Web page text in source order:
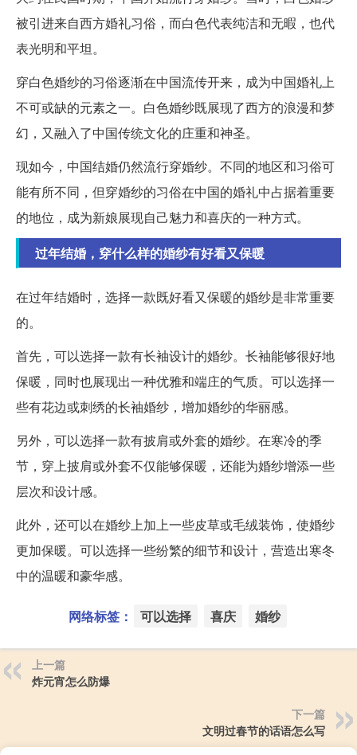
被引进来自西方婚礼习俗，而白色代表纯洁和无暇，也代
表光明和平坦。
穿白色婚纱的习俗逐渐在中国流传开来，成为中国婚礼上
不可或缺的元素之一。白色婚纱既展现了西方的浪漫和梦
幻，又融入了中国传统文化的庄重和神圣。
现如今，中国结婚仍然流行穿婚纱。不同的地区和习俗可
能有所不同，但穿婚纱的习俗在中国的婚礼中占据着重要
的地位，成为新娘展现自己魅力和喜庆的一种方式。
过年结婚，穿什么样的婚纱有好看又保暖
在过年结婚时，选择一款既好看又保暖的婚纱是非常重要
的。
首先，可以选择一款有长袖设计的婚纱。长袖能够很好地
保暖，同时也展现出一种优雅和端庄的气质。可以选择一
些有花边或刺绣的长袖婚纱，增加婚纱的华丽感。
另外，可以选择一款有披肩或外套的婚纱。在寒冷的季
节，穿上披肩或外套不仅能够保暖，还能为婚纱增添一些
层次和设计感。
此外，还可以在婚纱上加上一些皮草或毛绒装饰，使婚纱
更加保暖。可以选择一些纷繁的细节和设计，营造出寒冬
中的温暖和豪华感。
网络标签： 可以选择 喜庆 婚纱
上一篇
炸元宵怎么防爆
下一篇
文明过春节的话语怎么写